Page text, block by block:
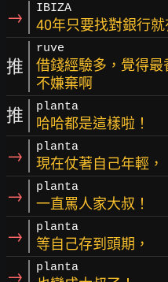
→ IBIZA
40年只要找對銀行就
推
ruve
借錢經驗多，覺得
不嫌棄啊
推 planta
哈哈都是這樣啦！
→ planta
現在仗著自己年輕，
→ planta
一直罵人家大叔！
→ planta
等自己存到頭期，
→ planta